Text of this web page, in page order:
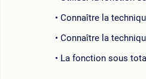
Connaître la
Connaître la
La fonction sous